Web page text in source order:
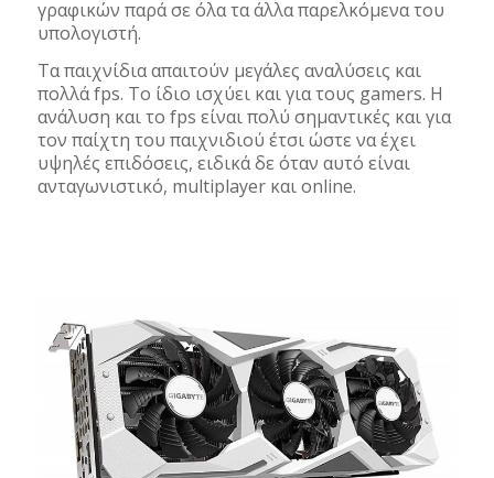
γραφικών παρά σε όλα τα άλλα παρελκόμενα του
υπολογιστή.
Τα παιχνίδια απαιτούν μεγάλες αναλύσεις και
πολλά fps. Το ίδιο ισχύει και για τους gamers. Η
ανάλυση και το fps είναι πολύ σημαντικές και για
τον παίχτη του παιχνιδιού έτσι ώστε να έχει
υψηλές επιδόσεις, ειδικά δε όταν αυτό είναι
ανταγωνιστικό, multiplayer και online.